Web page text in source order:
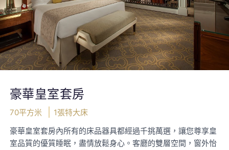
豪華皇室套房
70平方米
1張特大床
豪華皇室套房內所有的床品器具都經過千挑萬選，讓您尊享皇
室品質的優質睡眠，盡情放鬆身心。客廳的雙層空間，窗外怡